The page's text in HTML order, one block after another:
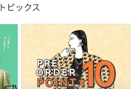
トピックス